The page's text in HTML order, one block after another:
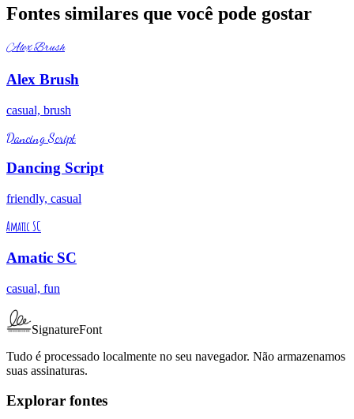
Fontes similares que você pode gostar
Alex Brush
Alex Brush
casual, brush
Dancing Script
Dancing Script
friendly, casual
Amatic SC
Amatic SC
casual, fun
SignatureFont
Tudo é processado localmente no seu navegador. Não armazenamos
suas assinaturas.
Explorar fontes